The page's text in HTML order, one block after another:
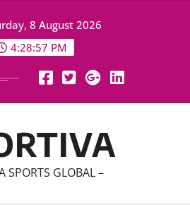
8 August 2026
4:28:59 PM
SPORTS GLOBAL –